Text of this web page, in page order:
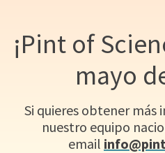
¡Pint of
mayo
Si quieres obtener más
nuestro equipo
email